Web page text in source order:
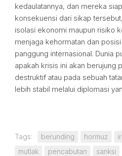
kedaulatannya, dan mereka
konsekuensi dari sikap
isolasi ekonomi maupun risiko
menjaga kehormatan dan
panggung internasional. Dunia
apakah krisis ini akan berujung
destruktif atau pada sebuah
lebih stabil melalui diplomasi
Tags: berunding hormuz
mutlak
pencabutan sanksi